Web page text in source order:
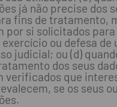
já não precise dos
fins de tratamento,
por si solicitados
ou defesa de
judicial; ou (d)
dos seus
verificados que
se os seus